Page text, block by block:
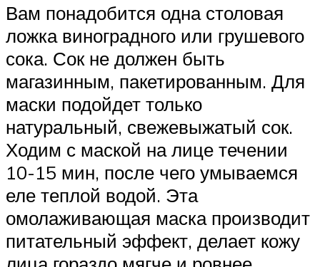
Вам понадобится одна столовая
ложка виноградного или грушевого
сока. Сок не должен быть
магазинным, пакетированным. Для
маски подойдет только
натуральный, свежевыжатый сок.
Ходим с маской на лице течении
10-15 мин, после чего умываемся
еле теплой водой. Эта
омолаживающая маска производит
питательный эффект, делает кожу